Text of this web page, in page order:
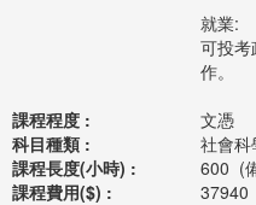
就業:
可投
作。
課程程度 :
文憑
科目種類 :
社會科
課程長度(小時) :
600 (
課程費用($) :
37940